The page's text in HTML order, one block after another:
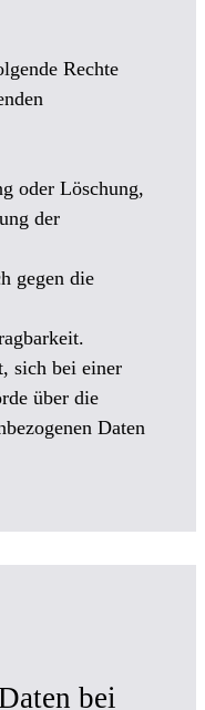
Rechte
oder Löschung,
der
gegen die
sich bei einer
über die
Daten
bei